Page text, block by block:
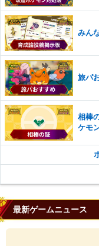
みん
旅パ
相棒
ケモ
最新ゲームニュース